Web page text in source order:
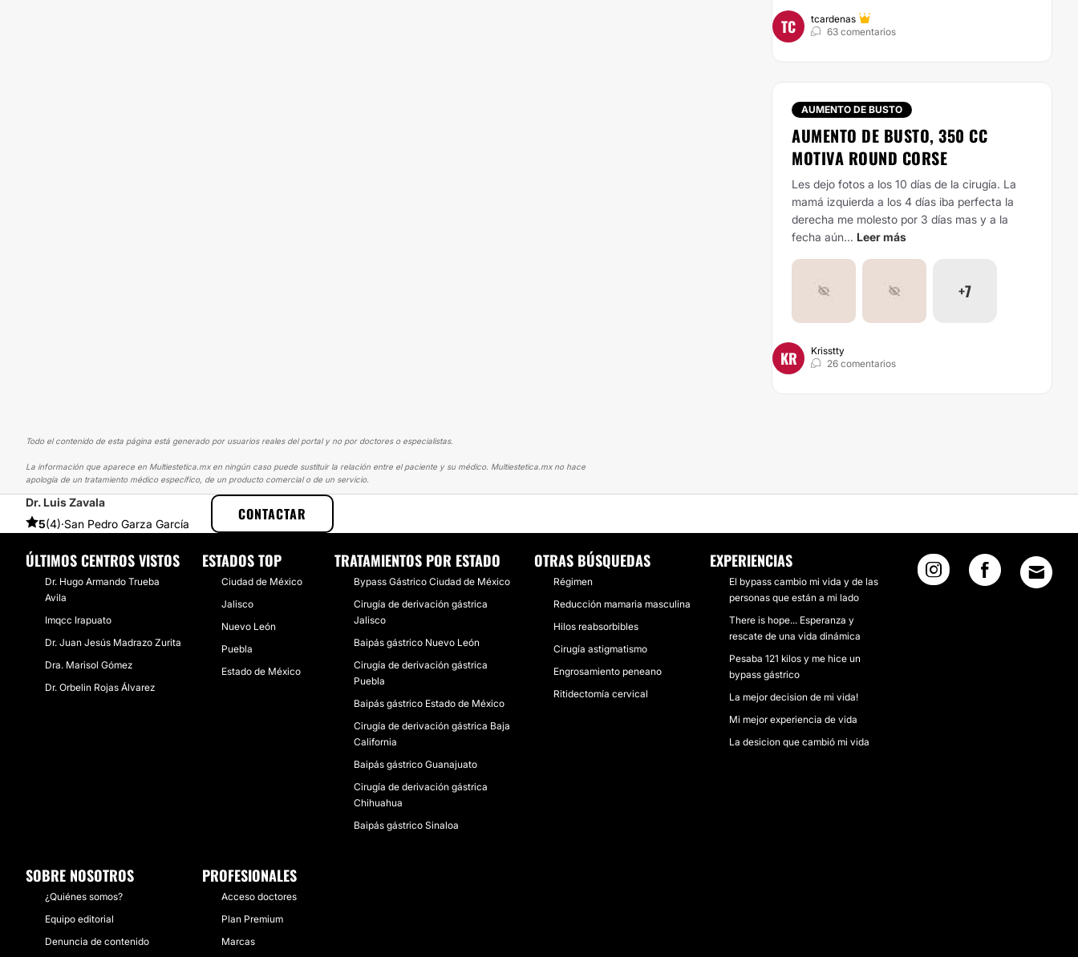
TC
tcardenas
63 comentarios
AUMENTO DE BUSTO
AUMENTO DE BUSTO, 350 CC
MOTIVA ROUND CORSE
Les dejo fotos a los 10 días de la cirugía. La
mamá izquierda a los 4 días iba perfecta la
derecha me molesto por 3 días mas y a la
fecha aún... Leer más
+7
KR
Krisstty
26 comentarios
Todo el contenido de esta página está generado por usuarios reales del portal y no por doctores o especialistas.
La información que aparece en Multiestetica.mx en ningún caso puede sustituir la relación entre el paciente y su médico. Multiestetica.mx no hace
apología de un tratamiento médico específico, de un producto comercial o de un servicio.
Dr. Luis Zavala
5(4)·San Pedro Garza García
CONTACTAR
MULTIESTETICA EXPERIENCIAS SOBRE BYPASS GÁSTRICO
ÚLTIMOS CENTROS VISTOS
Dr. Hugo Armando Trueba
Avila
Imqcc Irapuato
Dr. Juan Jesús Madrazo Zurita
Dra. Marisol Gómez
Dr. Orbelin Rojas Álvarez
ESTADOS TOP
Ciudad de México
Jalisco
Nuevo León
Puebla
Estado de México
TRATAMIENTOS POR ESTADO
Bypass Gástrico Ciudad de México
Cirugía de derivación gástrica
Jalisco
Baipás gástrico Nuevo León
Cirugía de derivación gástrica
Puebla
Baipás gástrico Estado de México
Cirugía de derivación gástrica Baja
California
Baipás gástrico Guanajuato
Cirugía de derivación gástrica
Chihuahua
Baipás gástrico Sinaloa
OTRAS BÚSQUEDAS
Régimen
Reducción mamaria masculina
Hilos reabsorbibles
Cirugía astigmatismo
Engrosamiento peneano
Ritidectomía cervical
EXPERIENCIAS
El bypass cambio mi vida y de las
personas que están a mi lado
There is hope... Esperanza y
rescate de una vida dinámica
Pesaba 121 kilos y me hice un
bypass gástrico
La mejor decision de mi vida!
Mi mejor experiencia de vida
La desicion que cambió mi vida
SOBRE NOSOTROS
¿Quiénes somos?
Equipo editorial
Denuncia de contenido
PROFESIONALES
Acceso doctores
Plan Premium
Marcas